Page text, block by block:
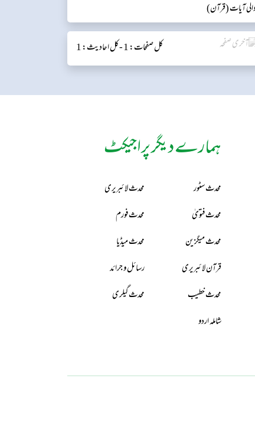
آیات (قرآن)
کل صفحات: 1 - کل احادیث: 1
ہمارے دیگر پراجیکٹ
محدث سٹور
محدث لائبریری
محدث فتویٰ
محدث فورم
محدث میگزین
محدث میڈیا
قرآن لائبریری
رسائل و جرائد
محدث خطیب
محدث گیلری
شاملہ اردو